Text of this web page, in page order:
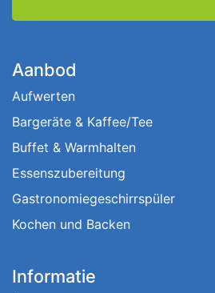
Aanbod
Aufwerten
Bargeräte & Kaffee/Tee
Buffet & Warmhalten
Essenszubereitung
Gastronomiegeschirrspüler
Kochen und Backen
Informatie